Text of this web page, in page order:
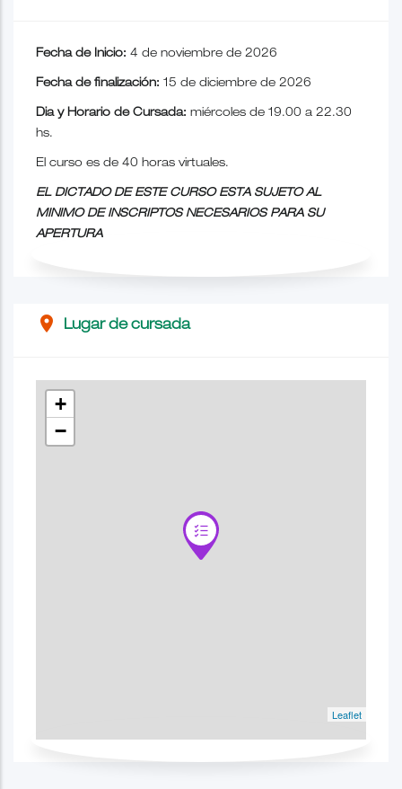
Fecha de Inicio: 4 de noviembre de 2026
Fecha de finalización: 15 de diciembre de 2026
Dia y Horario de Cursada: miércoles de 19.00 a 22.30
hs.
El curso es de 40 horas virtuales.
EL DICTADO DE ESTE CURSO ESTA SUJETO AL
MINIMO DE INSCRIPTOS NECESARIOS PARA SU
APERTURA
place Lugar de cursada
+
−
Leaflet